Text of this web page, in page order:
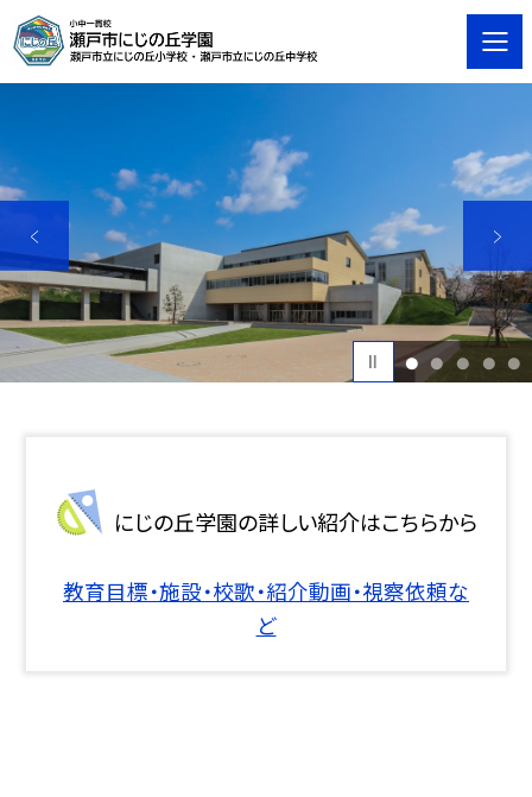
1 2 3 4 5
にじの丘学園の詳しい紹介はこちらから
教育目標・施設・校歌・紹介動画・視察依頼な
ど